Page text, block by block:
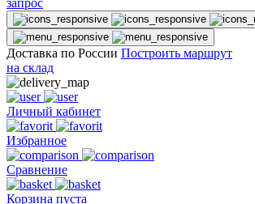
запрос
Доставка по России Построить маршрут
на склад
Личный кабинет
Избранное
Сравнение
Корзина пуста